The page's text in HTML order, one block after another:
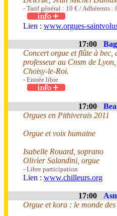
- Tarif général : 10 € / Adhérents :
Lien : www.orgues-
17:00
Concert orgue et flûte à bec,
professeur au Cnsm de
Choisy-le-Roi.
- Entrée libre
17:00
Orgues en Pithiverais 2011
Orgue et voix humaine
Isabelle Rouard, soprano
Olivier Salandini, orgue
- Libre participation
Lien : www.chilleurs.org
17:00
Orgue et kora : le monde des